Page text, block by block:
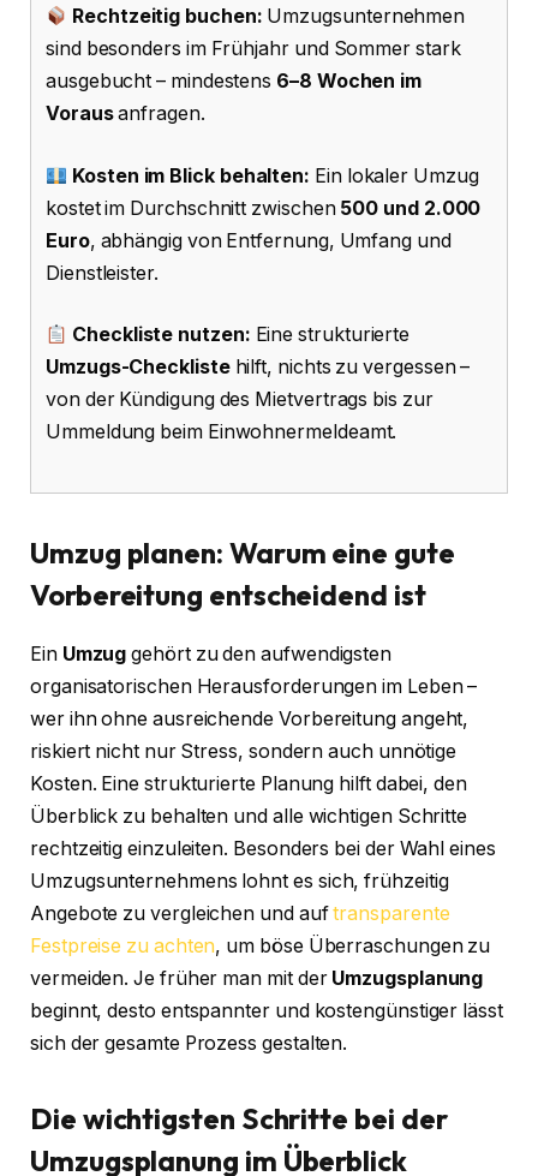
Rechtzeitig buchen: Umzugsunternehmen
sind besonders im Frühjahr und Sommer stark
ausgebucht – mindestens 6–8 Wochen im
Vorausanfragen.
Kosten im Blick behalten: Ein lokaler Umzug
kostet im Durchschnitt zwischen 500 und 2.000
Euro, abhängig von Entfernung, Umfang und
Dienstleister.
Checkliste nutzen: Eine strukturierte
Umzugs-Checklistehilft, nichts zu vergessen –
von der Kündigung des Mietvertrags bis zur
Ummeldung beim Einwohnermeldeamt.
Umzug planen: Warum eine gute
Vorbereitung entscheidend ist
Ein Umzug gehört zu den aufwendigsten
organisatorischen Herausforderungen im Leben –
wer ihn ohne ausreichende Vorbereitung angeht,
riskiert nicht nur Stress, sondern auch unnötige
Kosten. Eine strukturierte Planung hilft dabei, den
Überblick zu behalten und alle wichtigen Schritte
rechtzeitig einzuleiten. Besonders bei der Wahl eines
Umzugsunternehmens lohnt es sich, frühzeitig
Angebote zu vergleichen und auftransparente
Festpreise zu achten, um böse Überraschungen zu
vermeiden. Je früher man mit der Umzugsplanung
beginnt, desto entspannter und kostengünstiger lässt
sich der gesamte Prozess gestalten.
Die wichtigsten Schritte bei der
Umzugsplanung im Überblick